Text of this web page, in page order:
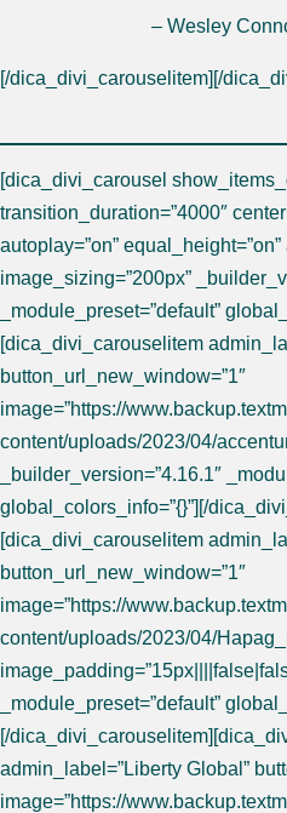
– Wesley
[/dica_divi_carouselitem][/
[dica_divi_carousel
transition_duration=”4000″
autoplay=”on”
image_sizing=”200px”
_module_preset=”default”
[dica_divi_carouselitem
button_url_new_window=”1″
image=”https://
content/uploads/2023/04/
_builder_version=”4.16.1″
global_colors_info=”{}”][/
[dica_divi_carouselitem
button_url_new_window=”1″
image=”https://
content/uploads/2023/04/
_module_preset=”default”
[/
admin_label=”Liberty Global”
image=”https://